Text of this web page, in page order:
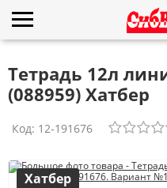
Тетрадь 12л
(088959) Хатбер
Код: 12-191676
Хатбер